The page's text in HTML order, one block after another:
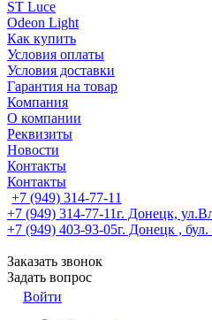
ST Luce
Odeon Light
Как купить
Условия оплаты
Условия доставки
Гарантия на товар
Компания
О компании
Реквизиты
Новости
Контакты
Контакты
+7 (949) 314-77-11
+7 (949) 314-77-11г. Донецк,
+7 (949) 403-93-05г. Донецк ,
Заказать звонок
Задать вопрос
Войти